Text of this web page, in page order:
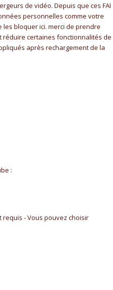
de vidéo. Depuis que ces FAI
personnelles comme votre
bloquer ici. merci de prendre
réduire certaines fonctionnalités de
après rechargement de la
:
- Vous pouvez choisir